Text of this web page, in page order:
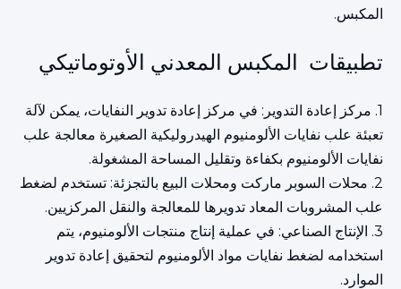
المكبس.
تطبيقات المكبس المعدني الأوتوماتيكي
1. مركز إعادة التدوير: في مركز إعادة تدوير النفايات، يمكن لآلة
تعبئة علب نفايات الألومنيوم الهيدروليكية الصغيرة معالجة علب
نفايات الألومنيوم بكفاءة وتقليل المساحة المشغولة.
2. محلات السوبر ماركت ومحلات البيع بالتجزئة: تستخدم لضغط
علب المشروبات المعاد تدويرها للمعالجة والنقل المركزيين.
3. الإنتاج الصناعي: في عملية إنتاج منتجات الألومنيوم، يتم
استخدامه لضغط نفايات مواد الألومنيوم لتحقيق إعادة تدوير
الموارد.